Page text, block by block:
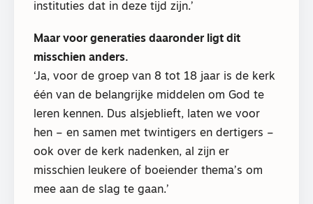
instituties dat in deze tijd zijn.’
Maar voor generaties daaronder ligt dit
misschien anders.
‘Ja, voor de groep van 8 tot 18 jaar is de kerk
één van de belangrijke middelen om God te
leren kennen. Dus alsjeblieft, laten we voor
hen – en samen met twintigers en dertigers –
ook over de kerk nadenken, al zijn er
misschien leukere of boeiender thema’s om
mee aan de slag te gaan.’